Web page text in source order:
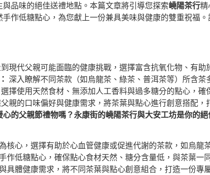
品味的絕佳送禮地點。本篇文章將引導您探索嶢陽茶行精
手作低糖點心，為您獻上一份兼具美味與健康的雙重祝福
現代父親可能面臨的健康挑戰，選擇富含抗氧化物、有助
深入瞭解不同茶款（如烏龍茶、綠茶、普洱茶等）所含
選擇使用天然食材、無添加人工香料與過多糖分的點心，確
親的口味偏好與健康需求，將茶葉與點心進行創意搭配，
的父親節禮物嗎？永康街的嶢陽茶行與大安工坊是你的
核心，選擇有助於心血管健康或促進代謝的茶款，如烏龍
作低糖點心，確保點心食材天然、糖分含量低，與茶葉一
具體健康需求，將不同茶葉與點心創意組合，打造一份專